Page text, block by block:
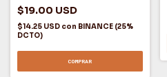
$19.00 USD
$14.25 USD con BINANCE (25%
DCTO)
COMPRAR